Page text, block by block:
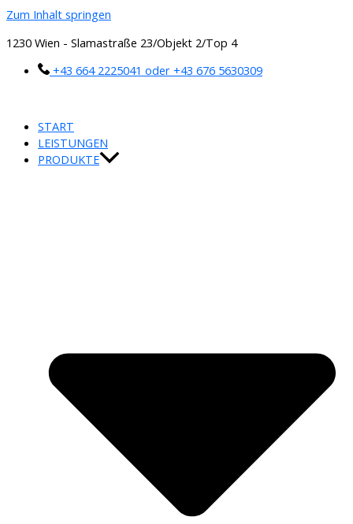
Zum Inhalt springen
1230 Wien - Slamastraße 23/Objekt 2/Top 4
+43 664 2225041 oder +43 676 5630309
START
LEISTUNGEN
PRODUKTE